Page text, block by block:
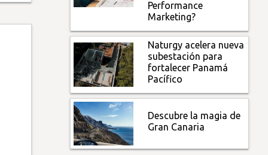
Performance
Marketing?
Naturgy acelera nueva
subestación para
fortalecer Panamá
Pacífico
Descubre la magia de
Gran Canaria